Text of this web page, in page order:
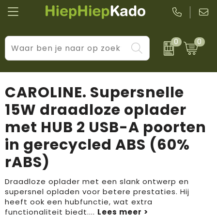
0 0
Kantoor & schrijfwaren
Wellness & verzorging
Tassen & reizen
Huis, tuin & keuken
Elektronica & gadgets
Kleding & accessoires
Sport & vrije tijd
Levensstijl
Prijs & impact
BIC
Boska
Brandflavours
Camelbak
Janzen
JBL
LogoSeat
CAROLINE. Supersnelle
15W draadloze oplader
met HUB 2 USB-A poorten
in gerecycled ABS (60%
rABS)
Draadloze oplader met een slank ontwerp en
supersnel opladen voor betere prestaties. Hij
heeft ook een hubfunctie, wat extra
functionaliteit biedt....